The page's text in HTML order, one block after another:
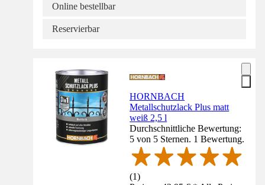
Online bestellbar
Reservierbar
HORNBACH
Metallschutzlack Plus matt
weiß 2,5 l
Durchschnittliche Bewertung:
5 von 5 Sternen. 1 Bewertung.
(1)